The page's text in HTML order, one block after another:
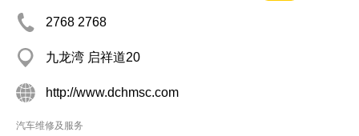
2768 2768
九龙湾 启祥道20
http://www.dchmsc.com
汽车维修及服务